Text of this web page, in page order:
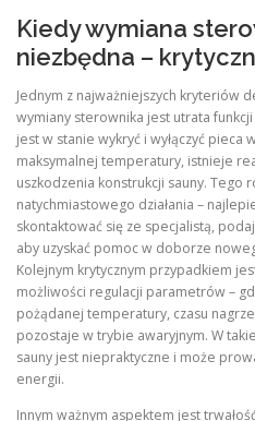
Kiedy wymiana
niezbędna –
Jednym z najważniejszych kryteriów
wymiany sterownika jest utrata
jest w stanie wykryć i wyłączyć pieca
maksymalnej temperatury, istnieje
uszkodzenia konstrukcji sauny. Tego
natychmiastowego działania –
skontaktować się ze specjalistą,
aby uzyskać pomoc w doborze
Kolejnym krytycznym przypadkiem
możliwości regulacji parametrów –
pożądanej temperatury, czasu
pozostaje w trybie awaryjnym. W
sauny jest niepraktyczne i może
energii.
Innym ważnym aspektem jest